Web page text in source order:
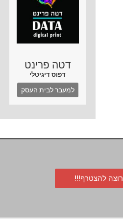
דטה פרינט
דפוס דיגיטלי
למעבר לבית העסק
רוצה להצטרף!!!